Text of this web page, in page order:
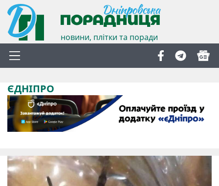
новини, плітки та поради
ЄДНІПРО